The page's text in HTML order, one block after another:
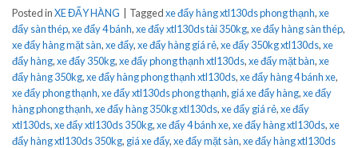
Posted inXE ĐẨY HÀNG Taggedxe đẩy hàng xtl130ds phong thạnh,xe
đẩy sàn thép,xe đẩy 4 bánh,xe đẩy xtl130ds tải 350kg,xe đẩy hàng sàn thép,
xe đẩy hàng mặt sàn,xe đẩy,xe đẩy hàng giá rẻ,xe đẩy 350kg xtl130ds,xe
đẩy hàng,xe đẩy 350kg,xe đẩy phong thạnh xtl130ds,xe đẩy mặt bàn,xe
đẩy hàng 350kg,xe đẩy hàng phong thạnh xtl130ds,xe đẩy hàng 4 bánh xe,
xe đẩy phong thạnh,xe đẩy xtl130ds phong thạnh, giá xe đẩy hàng,xe đẩy
hàng phong thạnh,xe đẩy hàng 350kg xtl130ds,xe đẩy giá rẻ,xe đẩy
xtl130ds,xe đẩy xtl130ds 350kg,xe đẩy 4 bánh xe,xe đẩy hàng xtl130ds,xe
đẩy hàng xtl130ds 350kg, giá xe đẩy,xe đẩy mặt sàn,xe đẩy hàng xtl130ds